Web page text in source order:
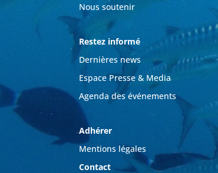
Nous soutenir
Restez informé
Dernières news
Espace Presse & Media
Agenda des événements
Adhérer
Mentions légales
Contact